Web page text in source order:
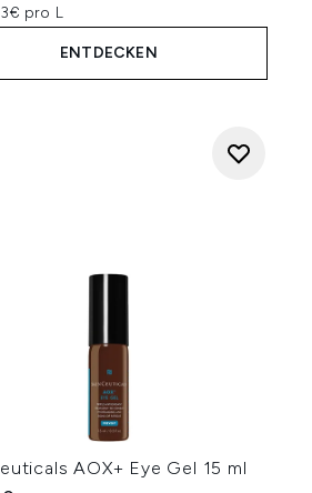
pro L
ENTDECKEN
AOX+ Eye Gel 15 ml